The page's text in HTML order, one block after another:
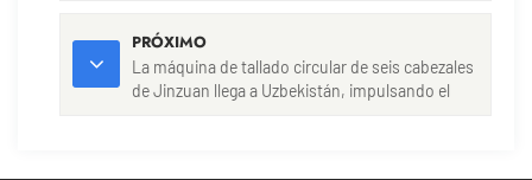
PRÓXIMO
La máquina de tallado circular de seis cabezales
de Jinzuan llega a Uzbekistán, impulsando el